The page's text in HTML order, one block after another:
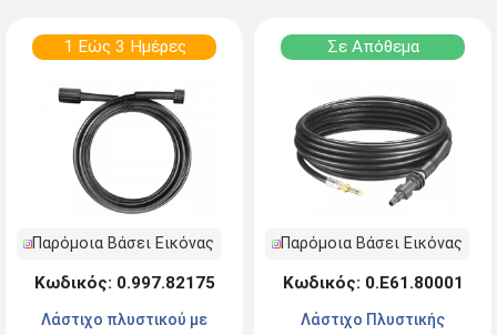
1 Εώς 3 Ημέρες
Παρόμοια Βάσει Εικόνας
Κωδικός: 0.997.82175
Λάστιχο πλυστικού με
Σε Απόθεμα
Παρόμοια Βάσει Εικόνας
Κωδικός: 0.Ε61.80001
Λάστιχο Πλυστικής